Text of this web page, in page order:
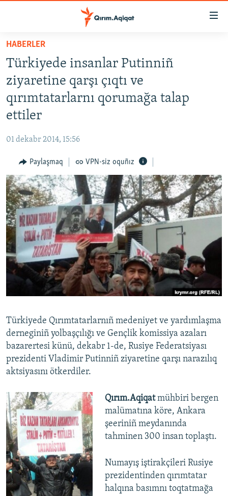
Esas
qaytmaq
Baş
navigatsiyağa
qaytmaq
Qıdıruvğa
HABERLER
SİYASET
İQTİSADİYAT
CEMİYET
İNSAN AQLARI
VİDEO
SÜRET
BLOGLAR
FİKİR
Русский
Українською
RFE/RS bütün saytları
HABERLER
Türkiyede insanlar Putinniñ
ziyaretine qarşı çıqtı ve
qırımtatarlarnı qorumağa talap
ettiler
01 dekabr 2014, 15:56
Paylaşmaq VPN-siz oquñız
Türkiyede Qırımtatarlarnıñ medeniyet ve yardımlaşma
derneginiñ yolbaşçılığı ve Gençlik komissiya azaları
bazarertesi künü, dekabr 1-de, Rusiye Federatsiyası
prezidenti Vladimir Putinniñ ziyaretine qarşı narazılıq
aktsiyasını ötkerdiler.
Qırım.Aqiqatmühbiri bergen
malümatına köre, Ankara
şeeriniñ meydanında
tahminen 300 insan toplaştı.
Numayış iştirakçileri Rusiye
prezidentinden qırımtatar
halqına basımnı toqtatmağa